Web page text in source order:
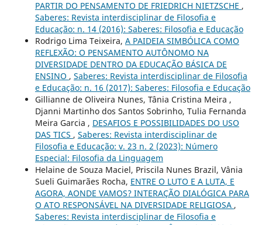
PARTIR DO PENSAMENTO DE FRIEDRICH NIETZSCHE ,
Saberes: Revista interdisciplinar de Filosofia e
Educação: n. 14 (2016): Saberes: Filosofia e Educação
Rodrigo Lima Teixeira, A PAIDEIA SIMBÓLICA COMO
REFLEXÃO: O PENSAMENTO AUTÔNOMO NA
DIVERSIDADE DENTRO DA EDUCAÇÃO BÁSICA DE
ENSINO , Saberes: Revista interdisciplinar de Filosofia
e Educação: n. 16 (2017): Saberes: Filosofia e Educação
Gillianne de Oliveira Nunes, Tânia Cristina Meira ,
Djanni Martinho dos Santos Sobrinho, Tulia Fernanda
Meira Garcia , DESAFIOS E POSSIBILIDADES DO USO
DAS TICS , Saberes: Revista interdisciplinar de
Filosofia e Educação: v. 23 n. 2 (2023): Número
Especial: Filosofia da Linguagem
Helaine de Souza Maciel, Priscila Nunes Brazil, Vânia
Sueli Guimarães Rocha, ENTRE O LUTO E A LUTA, E
AGORA, AONDE VAMOS? INTERAÇÃO DIALÓGICA PARA
O ATO RESPONSÁVEL NA DIVERSIDADE RELIGIOSA ,
Saberes: Revista interdisciplinar de Filosofia e